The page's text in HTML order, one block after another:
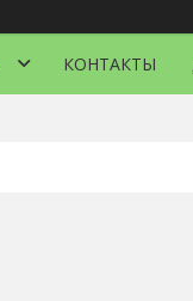
КОНТАКТЫ